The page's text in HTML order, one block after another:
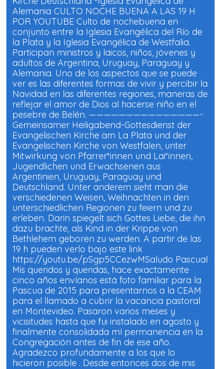
Alemania CULTO NOCHE BUENA A LAS 19 H
POR YOUTUBE Culto de nochebuena en
conjunto entre la Iglesia Evangélica del Río de
la Plata y la Iglesia Evangélica de Westfalia.
Participan ministros y laicos, niños, jóvenes y
adultos de Argentina, Uruguay, Paraguay y
Alemania. Uno de los aspectos que se puede
ver es las diferentes formas de vivir y percibir la
Navidad en las diferentes regiones, maneras de
reflejar el amor de Dios al hacerse niño en el
pesebre de Belén. ———————————————-
Gemeinsamer Heiligabend-Gottesdienst der
Evangelischen Kirche am La Plata und der
Evangelischen Kirche von Westfalen, unter
Mitwirkung von Pfarrer*innen und Lai*innen,
Jugendlichen und Erwachsenen aus
Argentinien, Uruguay, Paraguay und
Deutschland. Unter anderem sieht man die
verschiedenen Weisen, Weihnachten in den
unterschiedlichen Regionen zu feiern und zu
erleben. Darin spiegelt sich Gottes Liebe, die ihn
dazu brachte, als Kind in der Krippe von
Bethlehem geboren zu werden. A partir de las
19 h pueden verlo bajo este link
https://youtu.be/pSgp5CCezwMSaludo Pascual
Mis queridos y queridas, hace exactamente
cinco años envíanos está foto familiar para la
Pascua de 2015 para presentarnos a la CEAM
para el llamado a cubrir la vacancia pastoral
en Montevideo. Pasaron varios meses y
vicisitudes hasta que fui instalado en agosto y
finalmente consolidada mí permanencia en la
Congregación antes de fin de ese año.
Agradezco profundamente a los que lo
hicieron posible . Desde entonces dos de mis